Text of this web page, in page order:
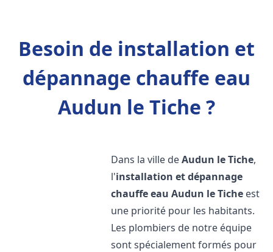
Besoin de installation et
dépannage chauffe eau
Audun le Tiche ?
Dans la ville deAudun le Tiche,
l'installation et dépannage
chauffe eau Audun le Tiche est
une priorité pour les habitants.
Les plombiers de notre équipe
sont spécialement formés pour